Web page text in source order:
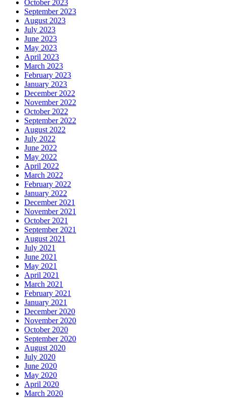
October 2023
September 2023
August 2023
July 2023
June 2023
May 2023
April 2023
March 2023
February 2023
January 2023
December 2022
November 2022
October 2022
September 2022
August 2022
July 2022
June 2022
May 2022
April 2022
March 2022
February 2022
January 2022
December 2021
November 2021
October 2021
September 2021
August 2021
July 2021
June 2021
May 2021
April 2021
March 2021
February 2021
January 2021
December 2020
November 2020
October 2020
September 2020
August 2020
July 2020
June 2020
May 2020
April 2020
March 2020